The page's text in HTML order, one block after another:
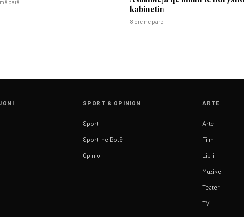
parë
kabinetin
8 orë më parë
SPORT & OPINION
Sporti
Sporti në Botë
Opinion
ARTE
Arte
Film
Libri
Muzikë
Teatër
TV